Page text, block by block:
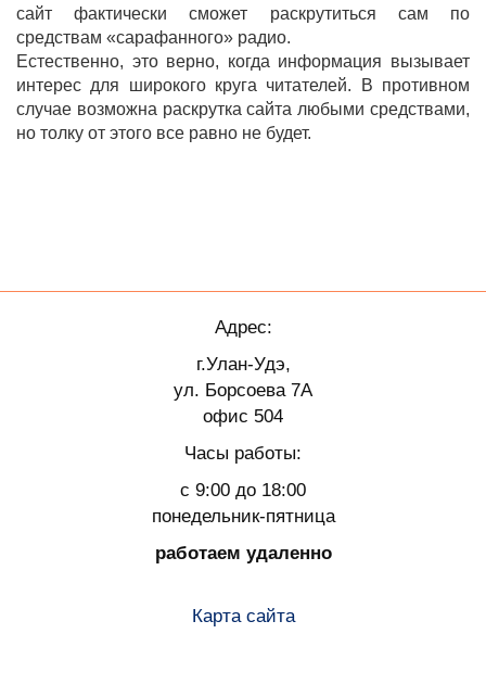
сайт фактически сможет раскрутиться сам по
средствам «сарафанного» радио.
Естественно, это верно, когда информация вызывает
интерес для широкого круга читателей. В противном
случае возможна раскрутка сайта любыми средствами,
но толку от этого все равно не будет.
Адрес:
г.Улан-Удэ,
ул. Борсоева 7А
офис 504
Часы работы:
с 9:00 до 18:00
понедельник-пятница
работаем удаленно
Карта сайта